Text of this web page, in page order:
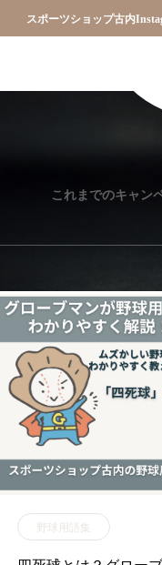
スポーツショップ古内
これまでのキャン
野球用語集